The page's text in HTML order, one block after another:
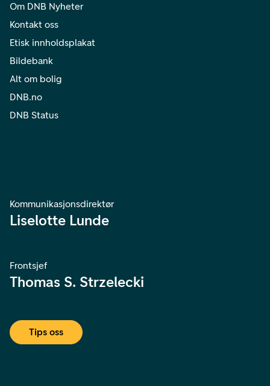
Om DNB Nyheter
Kontakt oss
Etisk innholdsplakat
Bildebank
Alt om bolig
DNB.no
DNB Status
Kommunikasjonsdirektør
Liselotte Lunde
Frontsjef
Thomas S. Strzelecki
Tips oss